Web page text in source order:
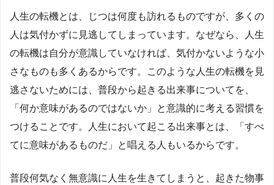
人生の転機とは、じつは何度も訪れるものですが、多くの
人は気付かずに見逃してしまっています。なぜなら、人生
の転機は自分が意識していなければ、気付かないような小
さなものも多くあるからです。このような人生の転機を見
逃さないためには、普段から起きる出来事についてを、
「何か意味があるのではないか」と意識的に考える習慣を
つけることです。人生において起こる出来事とは、「すべ
てに意味があるものだ」と唱える人もいるからです。
普段何気なく無意識に人生を生きてしまうと、起きた物事